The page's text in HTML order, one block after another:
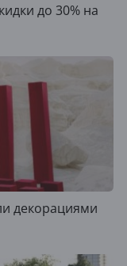
до 30% на
декорациями